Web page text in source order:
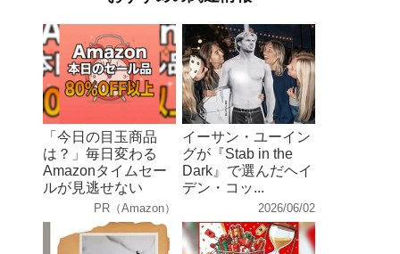
「今日の目玉商品
は？」毎日変わる
Amazonタイムセー
ルが見逃せない
PR（Amazon）
イーサン・ユーイン
グが『Stab in the
Dark』で選んだヘイ
デン・コッ...
2026/06/02